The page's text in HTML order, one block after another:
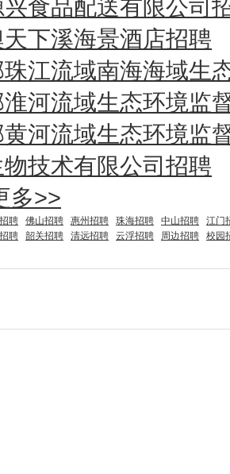
食品配送有限公司
下溪海景酒店招聘
江流域南海海域生
河流域生态环境监
河流域生态环境监
技术有限公司招聘
多>>
聘 佛山招聘 惠州招聘 珠海招聘 中山招聘
江门
聘 韶关招聘 清远招聘 云浮招聘 周边招聘 校园